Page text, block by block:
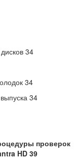
34
34
34
проверок
HD 39